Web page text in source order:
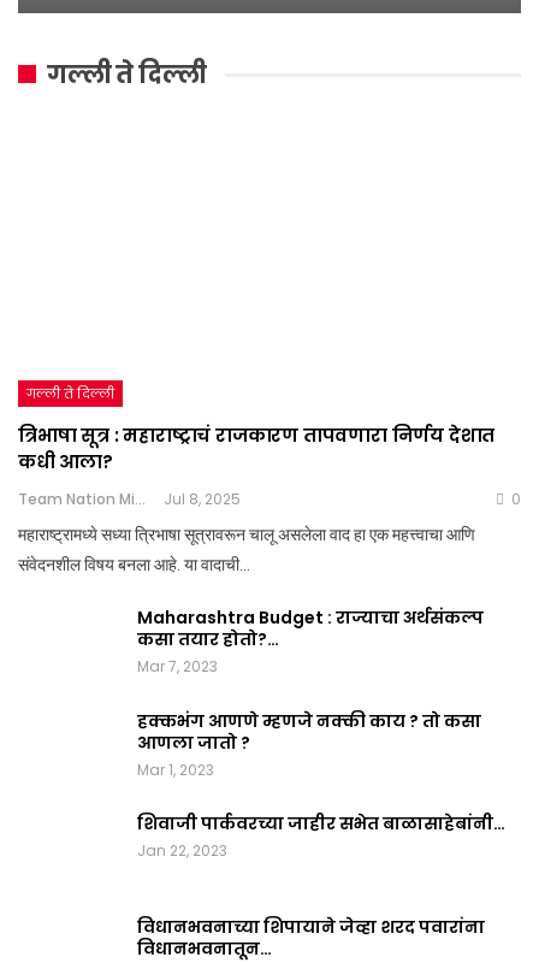
गल्ली ते दिल्ली
गल्ली ते दिल्ली
त्रिभाषा सूत्र : महाराष्ट्राचं राजकारण तापवणारा निर्णय देशात
कधी आला?
Team Nation Mic Jul 8, 2025 0
महाराष्ट्रामध्ये सध्या त्रिभाषा सूत्रावरून चालू असलेला वाद हा एक महत्त्वाचा आणि
संवेदनशील विषय बनला आहे. या वादाची…
Maharashtra Budget : राज्याचा अर्थसंकल्प
कसा तयार होतो?…
Mar 7, 2023
हक्कभंग आणणे म्हणजे नक्की काय ? तो कसा
आणला जातो ?
Mar 1, 2023
शिवाजी पार्कवरच्या जाहीर सभेत बाळासाहेबांनी…
Jan 22, 2023
विधानभवनाच्या शिपायाने जेव्हा शरद पवारांना
विधानभवनातून…